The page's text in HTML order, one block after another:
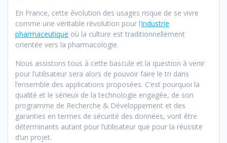
En France, cette évolution des usages risque de se vivre
comme une véritable révolution pour l’industrie
pharmaceutique où la culture est traditionnellement
orientée vers la pharmacologie.
Nous assistons tous à cette bascule et la question à venir
pour l’utilisateur sera alors de pouvoir faire le tri dans
l’ensemble des applications proposées. C’est pourquoi la
qualité et le sérieux de la technologie engagée, de son
programme de Recherche & Développement et des
garanties en termes de sécurité des données, vont être
déterminants autant pour l’utilisateur que pour la réussite
d’un projet.